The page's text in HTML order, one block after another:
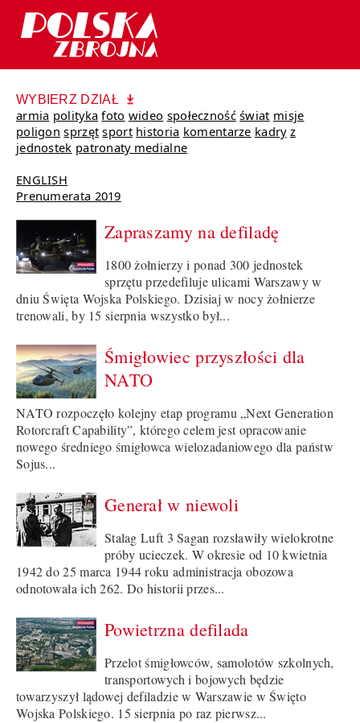
WYBIERZ DZIAŁ
armia polityka foto wideo społeczność świat misje
poligon sprzęt sport historia komentarze kadry z
jednostek patronaty medialne
ENGLISH
Prenumerata 2019
Zapraszamy na defiladę
1800 żołnierzy i ponad 300 jednostek
sprzętu przedefiluje ulicami Warszawy w
dniu Święta Wojska Polskiego. Dzisiaj w nocy żołnierze
trenowali, by 15 sierpnia wszystko był...
Śmigłowiec przyszłości dla
NATO
NATO rozpoczęło kolejny etap programu „Next Generation
Rotorcraft Capability”, którego celem jest opracowanie
nowego średniego śmigłowca wielozadaniowego dla państw
Sojus...
Generał w niewoli
Stalag Luft 3 Sagan rozsławiły wielokrotne
próby ucieczek. W okresie od 10 kwietnia
1942 do 25 marca 1944 roku administracja obozowa
odnotowała ich 262. Do historii przes...
Powietrzna defilada
Przelot śmigłowców, samolotów szkolnych,
transportowych i bojowych będzie
towarzyszył lądowej defiladzie w Warszawie w Święto
Wojska Polskiego. 15 sierpnia po raz pierwsz...